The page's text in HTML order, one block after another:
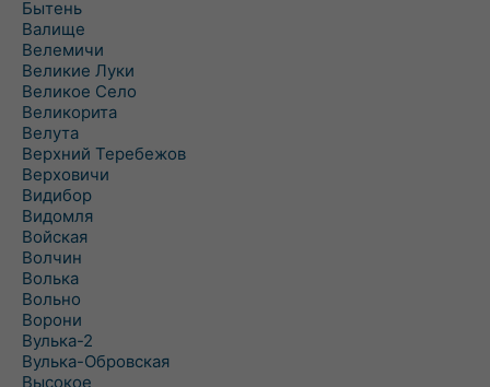
Бытень
Валище
Велемичи
Великие Луки
Великое Село
Великорита
Велута
Верхний Теребежов
Верховичи
Видибор
Видомля
Войская
Волчин
Волька
Вольно
Ворони
Вулька-2
Вулька-Обровская
Высокое